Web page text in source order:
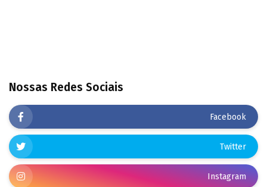
Nossas Redes Sociais
Facebook
Twitter
Instagram